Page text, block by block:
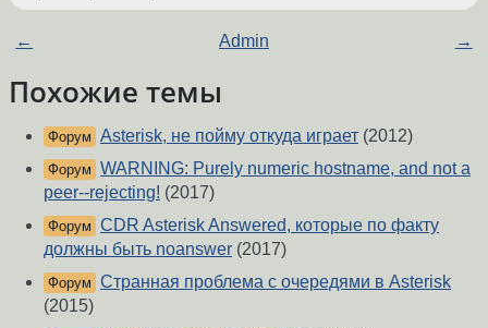
← Admin →
Похожие темы
Форум Asterisk, не пойму откуда играет (2012)
Форум WARNING: Purely numeric hostname, and not a
peer--rejecting! (2017)
Форум CDR Asterisk Answered, которые по факту
должны быть noanswer (2017)
Форум Странная проблема с очередями в Asterisk
(2015)